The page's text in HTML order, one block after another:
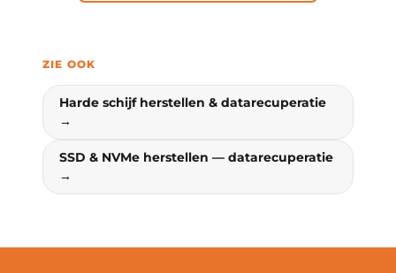
ZIE OOK
Harde schijf herstellen & datarecuperatie
→
SSD & NVMe herstellen — datarecuperatie
→